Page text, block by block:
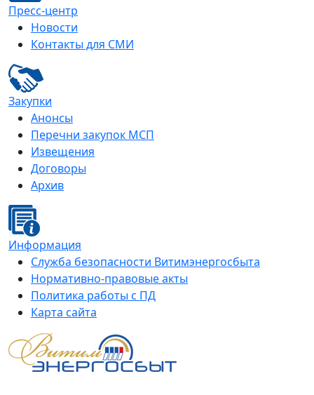
Пресс-центр
Новости
Контакты для СМИ
Закупки
Анонсы
Перечни закупок МСП
Извещения
Договоры
Архив
Информация
Служба безопасности Витимэнергосбыта
Нормативно-правовые акты
Политика работы с ПД
Карта сайта